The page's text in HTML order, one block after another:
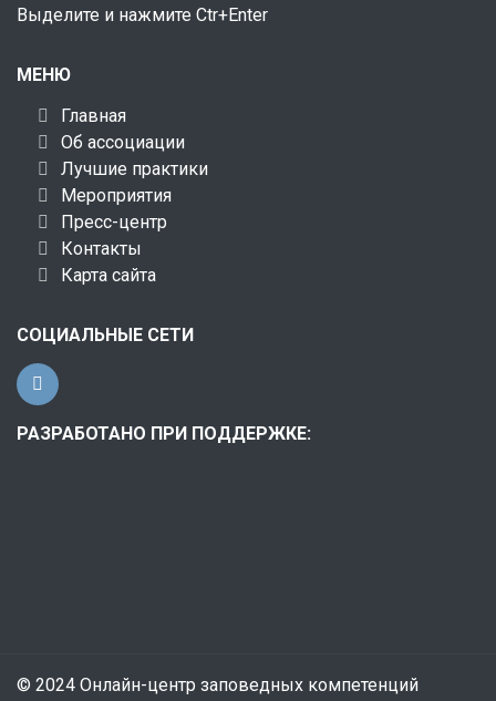
Выделите и нажмите Ctr+Enter
МЕНЮ
Главная
Об ассоциации
Лучшие практики
Мероприятия
Пресс-центр
Контакты
Карта сайта
СОЦИАЛЬНЫЕ СЕТИ
РАЗРАБОТАНО ПРИ ПОДДЕРЖКЕ:
© 2024 Онлайн-центр заповедных компетенций